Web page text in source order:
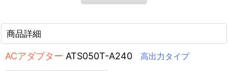
商品詳細
ACアダプター ATS050T-A240 高出力タイプ